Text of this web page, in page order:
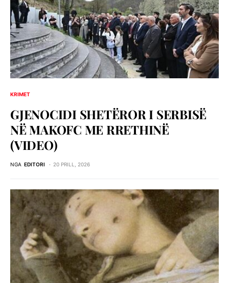
KRIMET
GJENOCIDI SHETЁROR I SERBISЁ
NЁ MAKOFC ME RRETHINЁ
(VIDEO)
NGA EDITORI 20 PRILL, 2026